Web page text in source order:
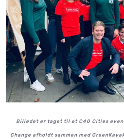
Billedet er taget til et C40 Cities
Change afholdt sammen med